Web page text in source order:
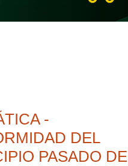
-
DEL
PASADO DE